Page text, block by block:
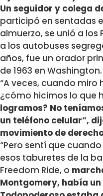
Un seguidor y colega
participó en sentadas
almuerzo, se unió a los
a los autobuses
años, fue un orador
de 1963 en Washington.
“A veces, cuando miro
¿cómo hicimos lo que
logramos? No
un teléfono celular”,
movimiento de
“Pero sentí que
esos taburetes de la
Freedom Ride, o
Montgomery, había